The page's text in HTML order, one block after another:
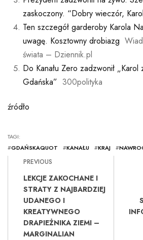
zaskoczony. “Dobry wieczór,
Ten szczegół garderoby Karola
uwagę. Kosztowny drobiazg
świata – Dziennik.pl
Do Kanału Zero zadzwonił „Karol
Gdańska” 300polityka
źródło
TAGI:
#GDAŃSKAQUOT #KANAŁU #KRAJ #
PREVIOUS
LEKCJE ZAKOCHANE I
STRATY Z NAJBARDZIEJ
UDANEGO I
KREATYWNEGO
DRAPIEŻNIKA ZIEMI –
MARGINALIAN